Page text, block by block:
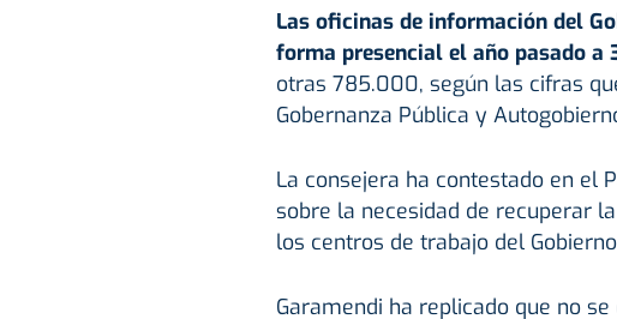
Las oficinas de información del
forma presencial el año pasado a
otras 785.000, según las cifras
Gobernanza Pública y
La consejera ha contestado en el
sobre la necesidad de recuperar
los centros de trabajo del
Garamendi ha replicado que no